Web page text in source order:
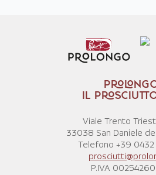
IL
Viale Trento
33038 San Daniele
Telefono +39 0432
P.IVA